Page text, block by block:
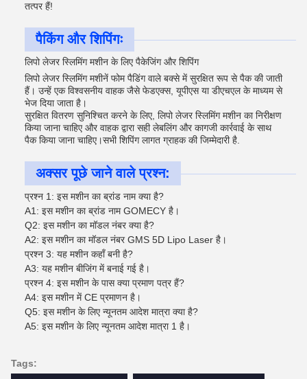
तत्पर हैं!
पैकिंग और शिपिंगः
लिपो लेजर स्लिमिंग मशीन के लिए पैकेजिंग और शिपिंग
लिपो लेजर स्लिमिंग मशीनें फोम पैडिंग वाले बक्से में सुरक्षित रूप से पैक की जाती
हैं। उन्हें एक विश्वसनीय वाहक जैसे फेडएक्स, यूपीएस या डीएचएल के माध्यम से
भेज दिया जाता है।
सुरक्षित वितरण सुनिश्चित करने के लिए, लिपो लेजर स्लिमिंग मशीन का निरीक्षण
किया जाना चाहिए और वाहक द्वारा सही लेबलिंग और कागजी कार्रवाई के साथ
पैक किया जाना चाहिए।सभी शिपिंग लागत ग्राहक की जिम्मेदारी है.
अक्सर पूछे जाने वाले प्रश्न:
प्रश्न 1: इस मशीन का ब्रांड नाम क्या है?
A1: इस मशीन का ब्रांड नाम GOMECY है।
Q2: इस मशीन का मॉडल नंबर क्या है?
A2: इस मशीन का मॉडल नंबर GMS 5D Lipo Laser है।
प्रश्न 3: यह मशीन कहाँ बनी है?
A3: यह मशीन बीजिंग में बनाई गई है।
प्रश्न 4: इस मशीन के पास क्या प्रमाण पत्र हैं?
A4: इस मशीन में CE प्रमाणन है।
Q5: इस मशीन के लिए न्यूनतम आदेश मात्रा क्या है?
A5: इस मशीन के लिए न्यूनतम आदेश मात्रा 1 है।
Tags: